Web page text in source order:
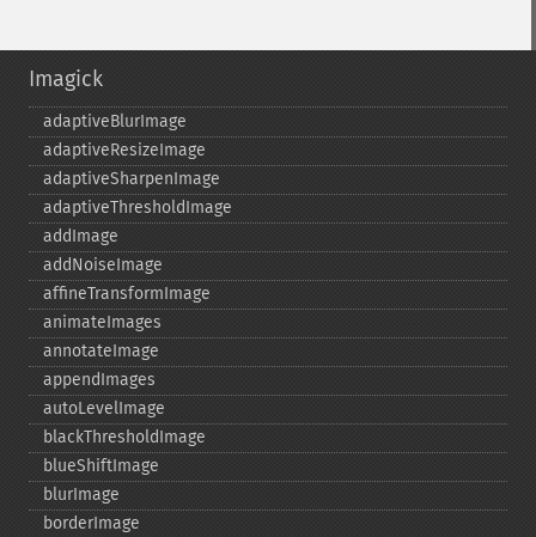
Imagick
adaptiveBlurImage
adaptiveResizeImage
adaptiveSharpenImage
adaptiveThresholdImage
addImage
addNoiseImage
affineTransformImage
animateImages
annotateImage
appendImages
autoLevelImage
blackThresholdImage
blueShiftImage
blurImage
borderImage